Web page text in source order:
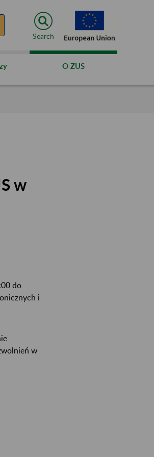
Search
O ZUS
w
do
i
w